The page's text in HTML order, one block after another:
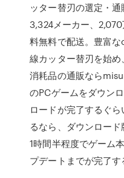
ッター替刃の選定・
3,324メーカー、
料無料で配送。豊富
線カッター替刃を始
消耗品の通販なら
のPCゲームをダウン
ロードが完了するぐ
るなら、ダウンロード
1時間半程度でゲーム
プデートまでが完了す